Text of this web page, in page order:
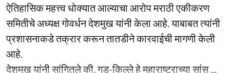
ऐतिहासिक महत्त्व धोक्यात आल्याचा आरोप मराठी एकीकरण
समितीचे अध्यक्ष गोवर्धन देशमुख यांनी केला आहे. याबाबत त्यांनी
प्रशासनाकडे तक्रार करून तातडीने कारवाईची मागणी केली
आहे.
देशमुख यांनी सांगितले की, गड-किल्ले हे महाराष्ट्राच्या सांस् ...